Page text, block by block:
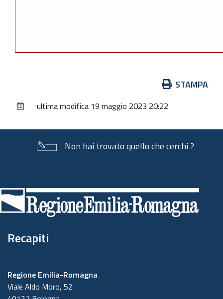
documento
STAMPA
ultima modifica 19 maggio 2023 20:22
Non hai trovato quello che cerchi ?
di
pagina
Recapiti
Regione Emilia-Romagna
Viale Aldo Moro, 52